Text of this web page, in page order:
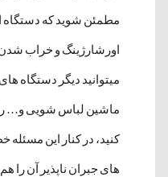
مطمئن شوید که دستگاه
اورشارژینگ و خراب شدن
میتوانید دیگر دستگاه
ماشین لباس شویی و… را
کنید، در کنار این
های جبران ناپذیر آن